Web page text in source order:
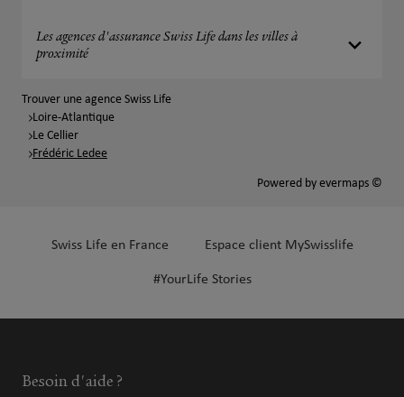
Les agences d'assurance Swiss Life dans les villes à
proximité
Trouver une agence Swiss Life
Loire-Atlantique
Le Cellier
Frédéric Ledee
Powered by evermaps ©
Swiss Life en France Espace client MySwisslife
#YourLife Stories
Besoin d'aide ?